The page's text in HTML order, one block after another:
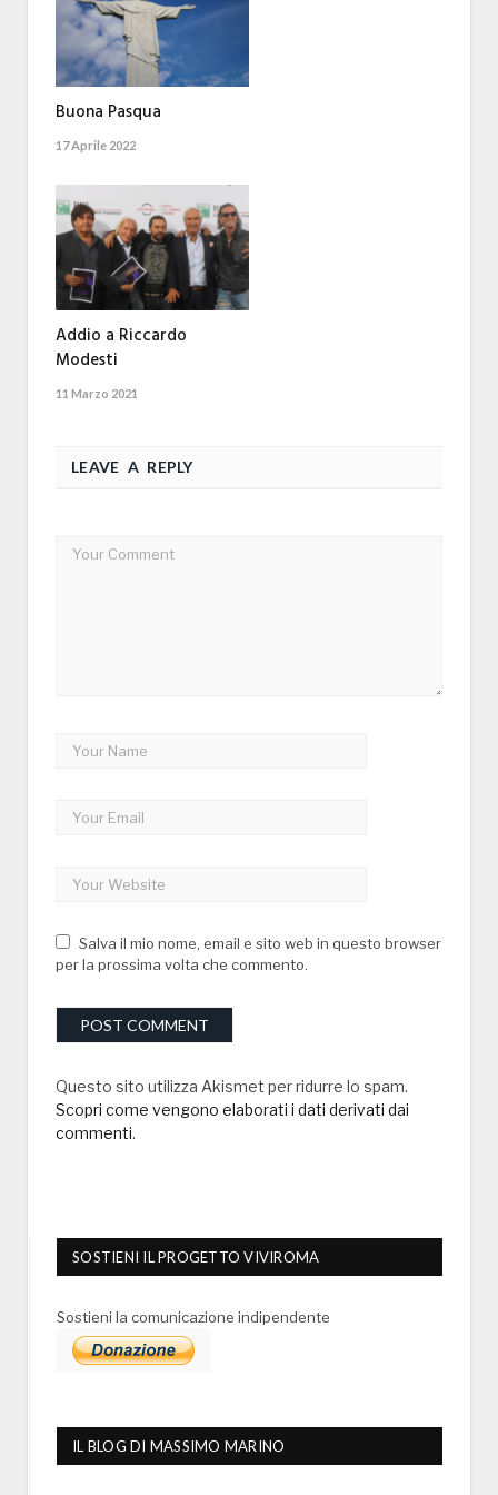
Buona Pasqua
17 Aprile 2022
Addio a Riccardo
Modesti
11 Marzo 2021
LEAVE A REPLY
Salva il mio nome, email e sito web in questo browser
per la prossima volta che commento.
Questo sito utilizza Akismet per ridurre lo spam.
Scopri come vengono elaborati i dati derivati dai
commenti.
SOSTIENI IL PROGETTO VIVIROMA
Sostieni la comunicazione indipendente
IL BLOG DI MASSIMO MARINO